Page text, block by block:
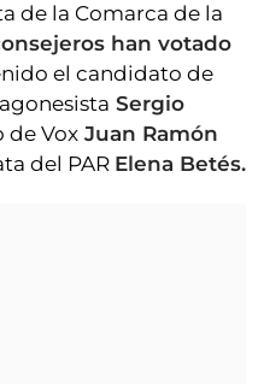
de la Comarca de la
han votado
el candidato de
Sergio
de Vox Juan Ramón
del PAR Elena Betés.